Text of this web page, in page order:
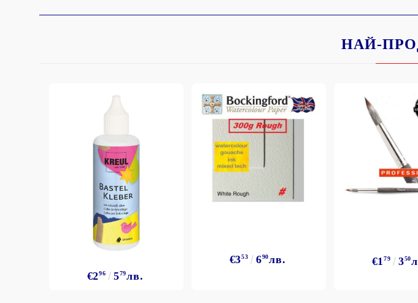
Моят профил
НАЙ-
€296 579лв.
€353 690лв. €179 350